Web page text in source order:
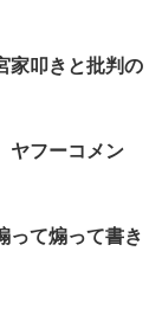
家叩きと批判の
ヤフーコメン
って煽って書き